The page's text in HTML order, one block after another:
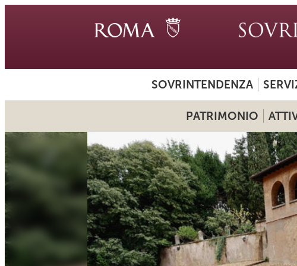
SOVRINTENDENZA
PATRIMONIO